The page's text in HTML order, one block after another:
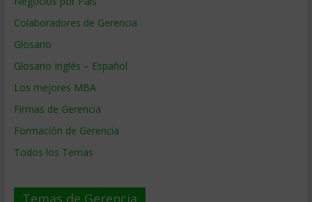
Colaboradores de Gerencia
Glosario
Glosario Inglés – Español
Los mejores MBA
Firmas de Gerencia
Formación de Gerencia
Todos los Temas
Temas de Gerencia